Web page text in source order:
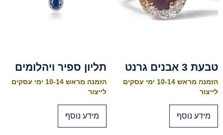
טבעת 3 אבנים גרנט
הזמנה מראש 10-14 ימי עסקים
לייצור
מידע נוסף
תליון ספיר ויהלומים
הזמנה מראש 10-14 ימי עסקים
לייצור
מידע נוסף